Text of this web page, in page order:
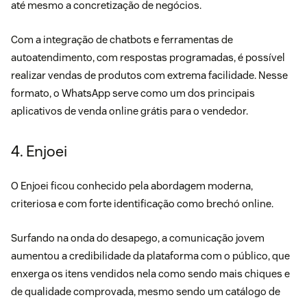
até mesmo a concretização de negócios.
Com a integração de chatbots e ferramentas de
autoatendimento, com respostas programadas, é possível
realizar vendas de produtos com extrema facilidade. Nesse
formato, o WhatsApp serve como um dos principais
aplicativos de venda online grátis para o vendedor.
4. Enjoei
O Enjoei ficou conhecido pela abordagem moderna,
criteriosa e com forte identificação como brechó online.
Surfando na onda do desapego, a comunicação jovem
aumentou a credibilidade da plataforma com o público, que
enxerga os itens vendidos nela como sendo mais chiques e
de qualidade comprovada, mesmo sendo um catálogo de